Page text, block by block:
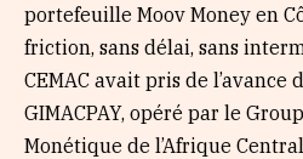
portefeuille Moov Money en
friction, sans délai, sans
CEMAC avait pris de l’avance
GIMACPAY, opéré par le
Monétique de l’Afrique